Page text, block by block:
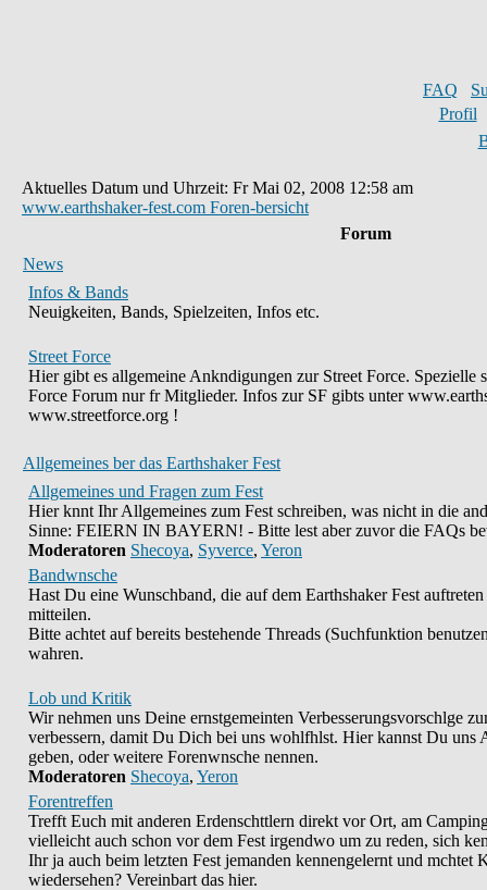
FAQ
Profil
Aktuelles Datum und Uhrzeit: Fr Mai 02, 2008 12:58 am
www.earthshaker-fest.com Foren-bersicht
Forum
News
Infos & Bands
Neuigkeiten, Bands, Spielzeiten, Infos etc.
Street Force
Hier gibt es allgemeine Ankndigungen zur Street Force. Spezielle
Force Forum nur fr Mitglieder. Infos zur SF gibts unter
www.streetforce.org !
Allgemeines ber das Earthshaker Fest
Allgemeines und Fragen zum Fest
Hier knnt Ihr Allgemeines zum Fest schreiben, was nicht in die
Sinne: FEIERN IN BAYERN! - Bitte lest aber zuvor die FAQs
Moderatoren Shecoya, Syverce, Yeron
Bandwnsche
Hast Du eine Wunschband, die auf dem Earthshaker Fest
mitteilen.
Bitte achtet auf bereits bestehende Threads (Suchfunktion
wahren.
Lob und Kritik
Wir nehmen uns Deine ernstgemeinten Verbesserungsvorschlge
verbessern, damit Du Dich bei uns wohlfhlst. Hier kannst Du uns
geben, oder weitere Forenwnsche nennen.
Moderatoren Shecoya, Yeron
Forentreffen
Trefft Euch mit anderen Erdenschttlern direkt vor Ort, am
vielleicht auch schon vor dem Fest irgendwo um zu reden, sich
Ihr ja auch beim letzten Fest jemanden kennengelernt und mchtet
wiedersehen? Vereinbart das hier.